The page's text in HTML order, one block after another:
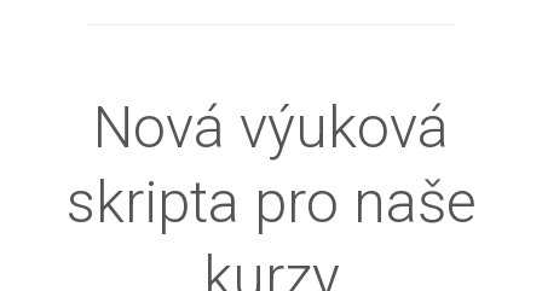
Nová výuková
skripta pro naše
kurzy